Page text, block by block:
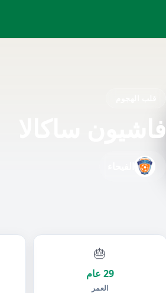
فاشيون ساكالا
🎂
29 عام
العمر